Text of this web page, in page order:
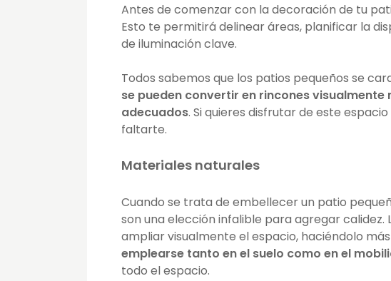
Antes de comenzar con la decoración de tu
Esto te permitirá delinear áreas, planificar la
de iluminación clave.
Todos sabemos que los patios pequeños se
se pueden convertir en rincones
adecuados. Si quieres disfrutar de este
faltarte.
Materiales naturales
Cuando se trata de embellecer un patio
son una elección infalible para agregar
ampliar visualmente el espacio, haciéndolo
emplearse tanto en el suelo como en el
todo el espacio.